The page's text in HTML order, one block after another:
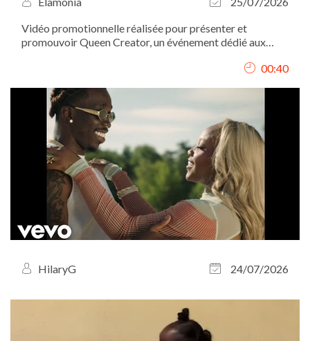
Vidéo promotionnelle réalisée pour présenter et
promouvoir Queen Creator, un événement dédié aux
concept de la vidéo, assuré le tournage et réalisé le 00:40
HilaryG 24/07/2026